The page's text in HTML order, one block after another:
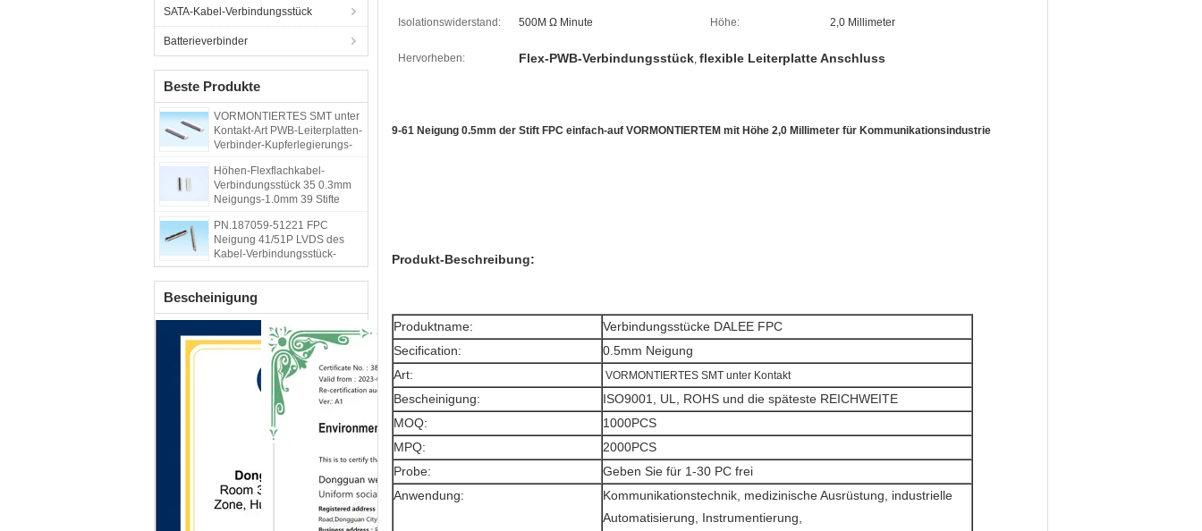
SATA-Kabel-Verbindungsstück
Batterieverbinder
Beste Produkte
VORMONTIERTES SMT unter
Kontakt-Art PWB-Leiterplatten-
Verbinder-Kupferlegierungs-
Festplatte
Höhen-Flexflachkabel-
Verbindungsstück 35 0.3mm
Neigungs-1.0mm 39 Stifte
PN.187059-51221 FPC
Neigung 41/51P LVDS des
Kabel-Verbindungsstück-
0.5mm für HD-LCD-Bildschirm
Bescheinigung
Isolationswiderstand: 500M Ω Minute Höhe: 2,0 Millimeter
Hervorheben: Flex-PWB-Verbindungsstück, flexible Leiterplatte Anschluss
9-61 Neigung 0.5mm der Stift FPC einfach-auf VORMONTIERTEM mit Höhe 2,0 Millimeter für Kommunikationsindustrie
Produkt-Beschreibung:
Produktname:
Verbindungsstücke DALEE FPC
Secification:
0.5mm Neigung
Art:
VORMONTIERTES SMT unter Kontakt
Bescheinigung:
ISO9001, UL, ROHS und die späteste REICHWEITE
MOQ:
1000PCS
MPQ:
2000PCS
Probe:
Geben Sie für 1-30 PC frei
Anwendung:
Kommunikationstechnik, medizinische Ausrüstung, industrielle
Automatisierung, Instrumentierung,